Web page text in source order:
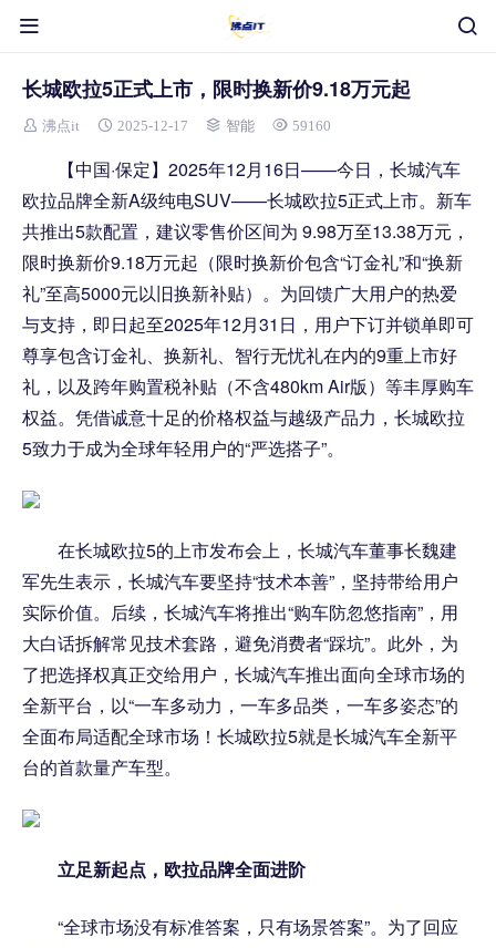
长城欧拉5正式上市，限时换新价9.18万元起
沸点it 2025-12-17 智能 59160
【中国·保定】2025年12月16日——今日，长城汽车
欧拉品牌全新A级纯电SUV——长城欧拉5正式上市。新车
共推出5款配置，建议零售价区间为 9.98万至13.38万元，
限时换新价9.18万元起（限时换新价包含“订金礼”和“换新
礼”至高5000元以旧换新补贴）。为回馈广大用户的热爱
与支持，即日起至2025年12月31日，用户下订并锁单即可
尊享包含订金礼、换新礼、智行无忧礼在内的9重上市好
礼，以及跨年购置税补贴（不含480km Air版）等丰厚购车
权益。凭借诚意十足的价格权益与越级产品力，长城欧拉
5致力于成为全球年轻用户的“严选搭子”。
在长城欧拉5的上市发布会上，长城汽车董事长魏建
军先生表示，长城汽车要坚持“技术本善”，坚持带给用户
实际价值。后续，长城汽车将推出“购车防忽悠指南”，用
大白话拆解常见技术套路，避免消费者“踩坑”。此外，为
了把选择权真正交给用户，长城汽车推出面向全球市场的
全新平台，以“一车多动力，一车多品类，一车多姿态”的
全面布局适配全球市场！长城欧拉5就是长城汽车全新平
台的首款量产车型。
立足新起点，欧拉品牌全面进阶
“全球市场没有标准答案，只有场景答案”。为了回应